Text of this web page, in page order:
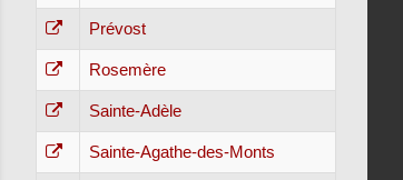
Prévost
Rosemère
Sainte-Adèle
Sainte-Agathe-des-Monts